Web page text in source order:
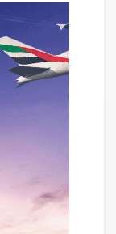
En Değerli
listesinden
kısa rotalara